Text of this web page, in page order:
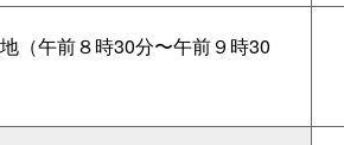
（午前８時30分〜午前９時30